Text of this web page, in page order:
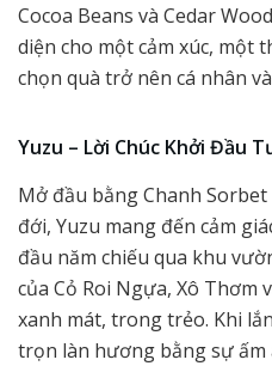
Cocoa Beans và Cedar
diện cho một cảm xúc, một
chọn quà trở nên cá nhân
Yuzu – Lời Chúc Khởi Đầu
Mở đầu bằng Chanh
đới, Yuzu mang đến cảm
đầu năm chiếu qua khu
của Cỏ Roi Ngựa, Xô Thơm
xanh mát, trong trẻo. Khi
trọn làn hương bằng sự ấm